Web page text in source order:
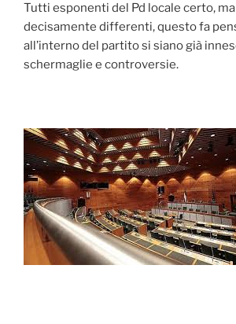
Tutti esponenti del Pd locale certo,
decisamente differenti, questo fa
all’interno del partito si siano già
schermaglie e controversie.